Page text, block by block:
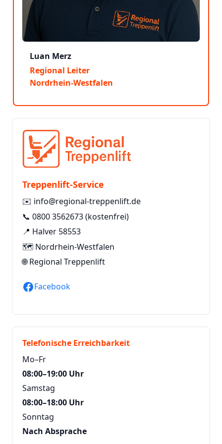
Luan Merz
Regional Leiter
Nordrhein-Westfalen
Treppenlift-Service
✉️ info@regional-treppenlift.de
📞 0800 3562673(kostenfrei)
📍 Halver 58553
🗺️ Nordrhein-Westfalen
🌐Regional Treppenlift
Facebook
Telefonische Erreichbarkeit
Mo–Fr
08:00–19:00 Uhr
Samstag
08:00–18:00 Uhr
Sonntag
Nach Absprache